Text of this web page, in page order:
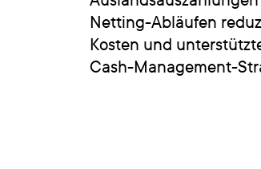
Netting-Abläufen
Kosten und
Cash-Management-